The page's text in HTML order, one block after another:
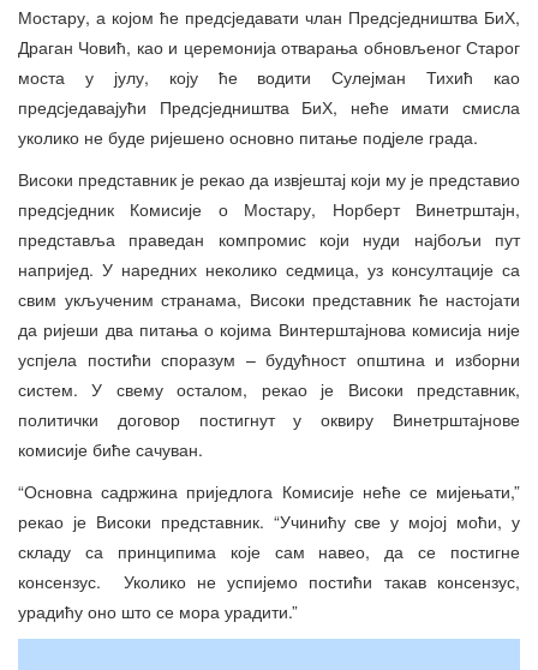
Мостару, а којом ће предсједавати члан Предсједништва БиХ,
Драган Човић, као и церемонија отварања обновљеног Старог
моста у јулу, коју ће водити Сулејман Тихић као
предсједавајући Предсједништва БиХ, неће имати смисла
уколико не буде ријешено основно питање подјеле града.
Високи представник је рекао да извјештај који му је представио
предсједник Комисије о Мостару, Норберт Винетрштајн,
представља праведан компромис који нуди најбољи пут
напријед. У наредних неколико седмица, уз консултације са
свим укљученим странама, Високи представник ће настојати
да ријеши два питања о којима Винтерштајнова комисија није
успјела постићи споразум – будућност општина и изборни
систем. У свему осталом, рекао је Високи представник,
политички договор постигнут у оквиру Винетрштајнове
комисије биће сачуван.
“Основна садржина приједлога Комисије неће се мијењати,”
рекао је Високи представник. “Учинићу све у мојој моћи, у
складу са принципима које сам навео, да се постигне
консензус. Уколико не успијемо постићи такав консензус,
урадићу оно што се мора урадити.”